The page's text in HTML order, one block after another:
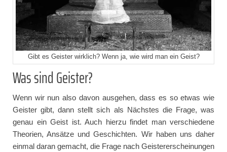
Gibt es Geister wirklich? Wenn ja, wie wird man ein Geist?
Was sind Geister?
Wenn wir nun also davon ausgehen, dass es so etwas wie
Geister gibt, dann stellt sich als Nächstes die Frage, was
genau ein Geist ist. Auch hierzu findet man verschiedene
Theorien, Ansätze und Geschichten. Wir haben uns daher
einmal daran gemacht, die Frage nach Geistererscheinungen